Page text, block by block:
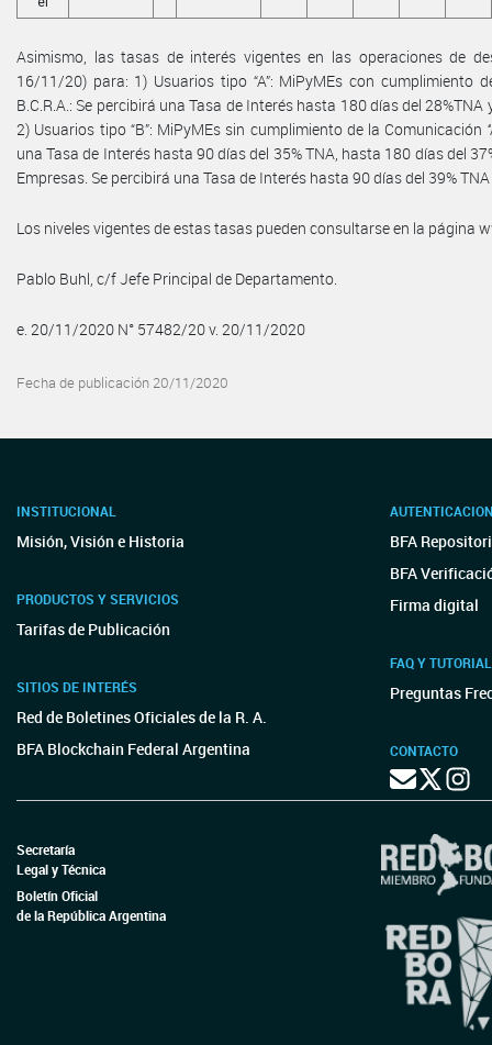
Asimismo, las tasas de interés vigentes en las operaciones de
16/11/20) para: 1) Usuarios tipo “A”: MiPyMEs con cumplimiento de
B.C.R.A.: Se percibirá una Tasa de Interés hasta 180 días del
2) Usuarios tipo “B”: MiPyMEs sin cumplimiento de la Comunicación
una Tasa de Interés hasta 90 días del 35% TNA, hasta 180 días del
Empresas. Se percibirá una Tasa de Interés hasta 90 días del 39%
Los niveles vigentes de estas tasas pueden consultarse en la página
Pablo Buhl, c/f Jefe Principal de Departamento.
e. 20/11/2020 N° 57482/20 v. 20/11/2020
Fecha de publicación 20/11/2020
INSTITUCIONAL
Misión, Visión e Historia
PRODUCTOS Y SERVICIOS
Tarifas de Publicación
SITIOS DE INTERÉS
Red de Boletines Oficiales de la R. A.
BFA Blockchain Federal Argentina
BFA
BFA
Firma digital
FAQ Y
Preguntas
CONTACTO
Secretaría
Legal y Técnica
Boletín Oficial
de la República Argentina